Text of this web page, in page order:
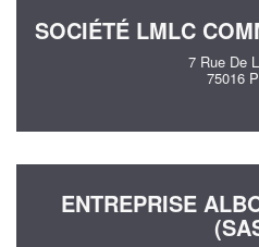
SOCIÉTÉ LMLC
7 Rue De
75016
ENTREPRISE